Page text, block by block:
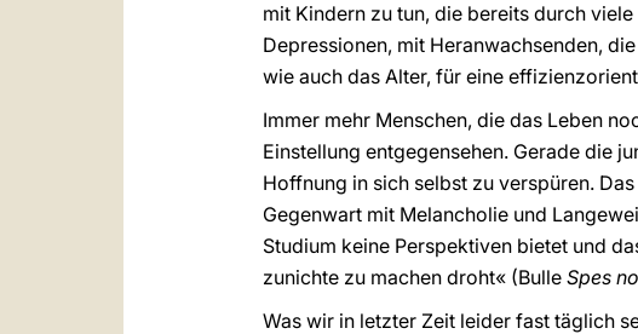
mit Kindern zu tun, die bereits durch
Depressionen, mit Heranwachsenden,
wie auch das Alter, für eine
Immer mehr Menschen, die das Leben
Einstellung entgegensehen. Gerade die
Hoffnung in sich selbst zu verspüren.
Gegenwart mit Melancholie und
Studium keine Perspektiven bietet und
zunichte zu machen droht« (Bulle Spes
Was wir in letzter Zeit leider fast täglich